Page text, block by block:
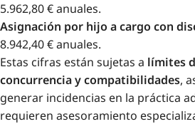
5.962,80 € anuales.
Asignación por hijo a cargo con
8.942,40 € anuales.
Estas cifras están sujetas a límites
concurrencia y compatibilidades,
generar incidencias en la práctica
requieren asesoramiento